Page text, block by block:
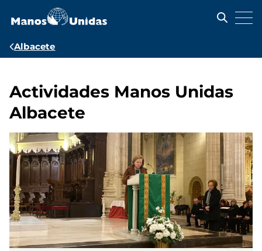
contenido
Ruta
navegación
Albacete
Actividades Manos Unidas
Albacete